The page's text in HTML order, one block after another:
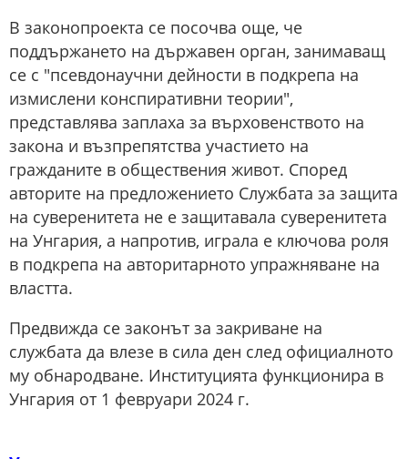
В законопроекта се посочва още, че
поддържането на държавен орган, занимаващ
се с "псевдонаучни дейности в подкрепа на
измислени конспиративни теории",
представлява заплаха за върховенството на
закона и възпрепятства участието на
гражданите в обществения живот. Според
авторите на предложението Службата за защита
на суверенитета не е защитавала суверенитета
на Унгария, а напротив, играла е ключова роля
в подкрепа на авторитарното упражняване на
властта.
Предвижда се законът за закриване на
службата да влезе в сила ден след официалното
му обнародване. Институцията функционира в
Унгария от 1 февруари 2024 г.